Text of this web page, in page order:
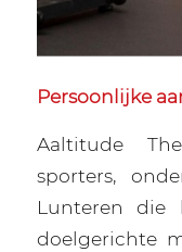
Persoonlijke
Aaltitude
sporters,
Lunteren die
doelgerichte